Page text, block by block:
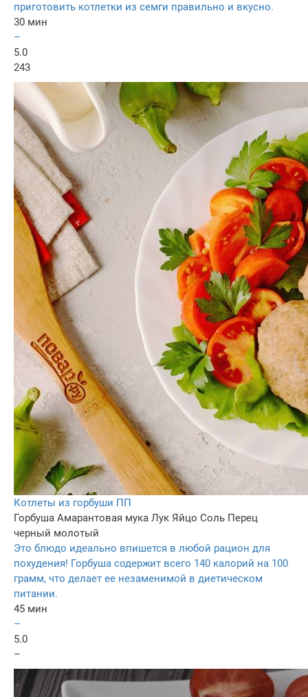
приготовить котлетки из семги правильно и вкусно.
30 мин
–
5.0
243
Котлеты из горбуши ПП
Горбуша Амарантовая мука Лук Яйцо Соль Перец
черный молотый
Это блюдо идеально впишется в любой рацион для
похудения! Горбуша содержит всего 140 калорий на 100
грамм, что делает ее незаменимой в диетическом
питании.
45 мин
–
5.0
–